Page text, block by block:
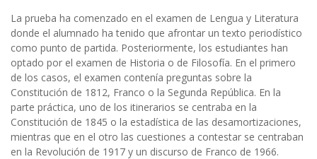
La prueba ha comenzado en el examen de Lengua y Literatura
donde el alumnado ha tenido que afrontar un texto periodístico
como punto de partida. Posteriormente, los estudiantes han
optado por el examen de Historia o de Filosofía. En el primero
de los casos, el examen contenía preguntas sobre la
Constitución de 1812, Franco o la Segunda República. En la
parte práctica, uno de los itinerarios se centraba en la
Constitución de 1845 o la estadística de las desamortizaciones,
mientras que en el otro las cuestiones a contestar se centraban
en la Revolución de 1917 y un discurso de Franco de 1966.